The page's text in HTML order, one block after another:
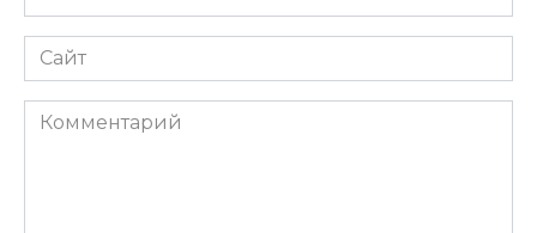
*
Сайт
Комментарий